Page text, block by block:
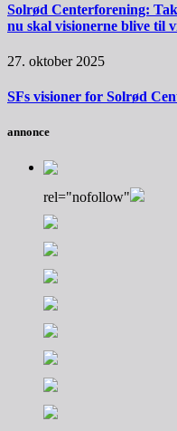
Solrød Centerforening:
nu skal visionerne blive til
27. oktober 2025
SFs visioner for Solrød
annonce
rel="nofollow"